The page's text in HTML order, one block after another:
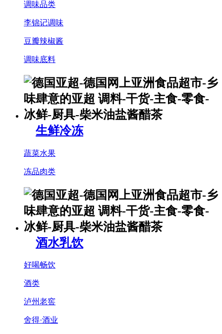
调味品类
李锦记调味
豆瓣辣椒酱
调味底料
生鲜冷冻
蔬菜水果
冻品肉类
酒水乳饮
好喝畅饮
酒类
泸州老窖
舍得·酒业